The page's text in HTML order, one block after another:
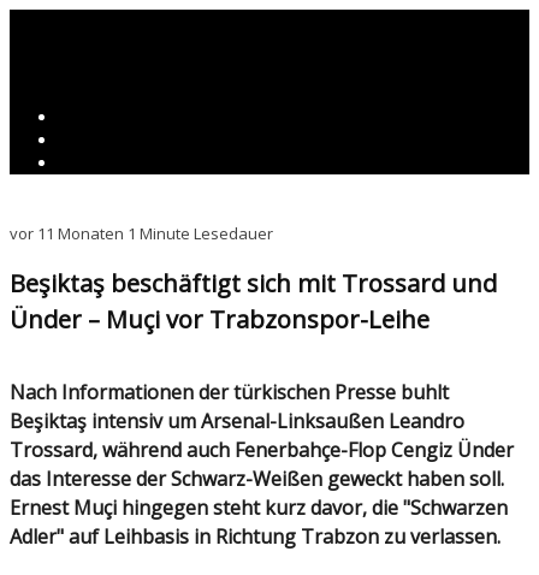
vor 11 Monaten 1 Minute Lesedauer
Beşiktaş beschäftigt sich mit Trossard und
Ünder – Muçi vor Trabzonspor-Leihe
Nach Informationen der türkischen Presse buhlt
Beşiktaş intensiv um Arsenal-Linksaußen Leandro
Trossard, während auch Fenerbahçe-Flop Cengiz Ünder
das Interesse der Schwarz-Weißen geweckt haben soll.
Ernest Muçi hingegen steht kurz davor, die "Schwarzen
Adler" auf Leihbasis in Richtung Trabzon zu verlassen.